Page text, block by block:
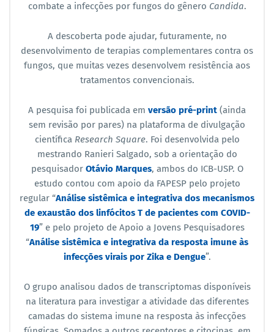
combate a infecções por fungos do gênero Candida.
A descoberta pode ajudar, futuramente, no
desenvolvimento de terapias complementares contra os
fungos, que muitas vezes desenvolvem resistência aos
tratamentos convencionais.
A pesquisa foi publicada em versão pré-print (ainda
sem revisão por pares) na plataforma de divulgação
científica Research Square. Foi desenvolvida pelo
mestrando Ranieri Salgado, sob a orientação do
pesquisador Otávio Marques, ambos do ICB-USP. O
estudo contou com apoio da FAPESP pelo projeto
regular “Análise sistêmica e integrativa dos mecanismos
de exaustão dos linfócitos T de pacientes com COVID-
19” e pelo projeto de Apoio a Jovens Pesquisadores
“Análise sistêmica e integrativa da resposta imune às
infecções virais por Zika e Dengue”.
O grupo analisou dados de transcriptomas disponíveis
na literatura para investigar a atividade das diferentes
camadas do sistema imune na resposta às infecções